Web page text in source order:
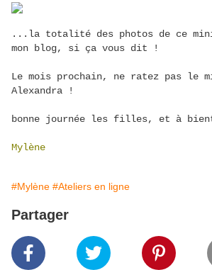
...la totalité des photos de ce
mon blog, si ça vous dit !
Le mois prochain, ne ratez pas le
Alexandra !
bonne journée les filles, et à
Mylène
#Mylène #Ateliers en ligne
Partager